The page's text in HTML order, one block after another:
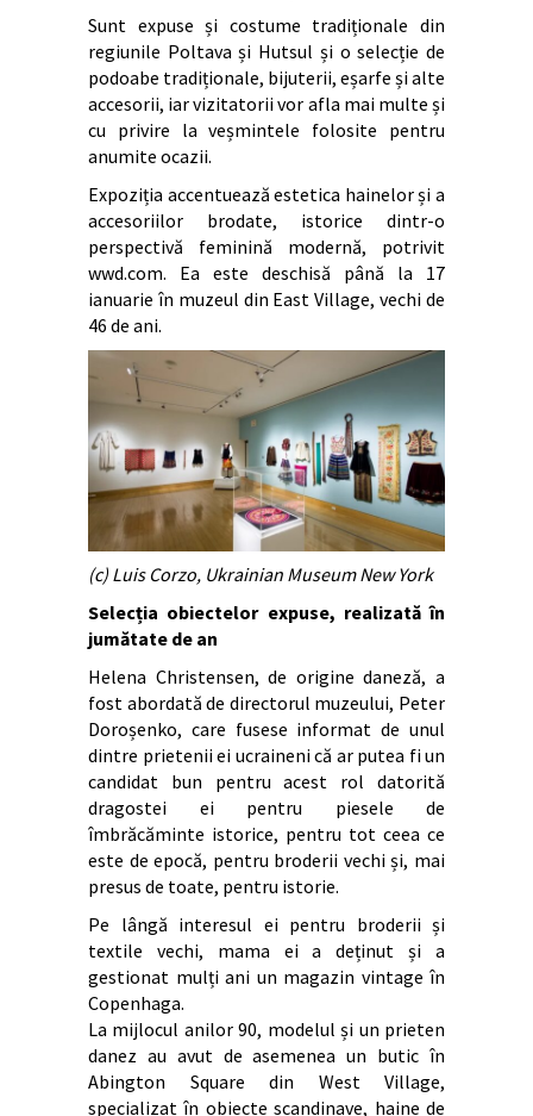
Sunt expuse și costume tradiționale din
regiunile Poltava și Hutsul și o selecție de
podoabe tradiționale, bijuterii, eșarfe și alte
accesorii, iar vizitatorii vor afla mai multe și
cu privire la veșmintele folosite pentru
anumite ocazii.
Expoziția accentuează estetica hainelor și a
accesoriilor brodate, istorice dintr-o
perspectivă feminină modernă, potrivit
wwd.com. Ea este deschisă până la 17
ianuarie în muzeul din East Village, vechi de
46 de ani.
(c) Luis Corzo, Ukrainian Museum New York
Selecția obiectelor expuse, realizată în
jumătate de an
Helena Christensen, de origine daneză, a
fost abordată de directorul muzeului, Peter
Doroșenko, care fusese informat de unul
dintre prietenii ei ucraineni că ar putea fi un
candidat bun pentru acest rol datorită
dragostei ei pentru piesele de
îmbrăcăminte istorice, pentru tot ceea ce
este de epocă, pentru broderii vechi și, mai
presus de toate, pentru istorie.
Pe lângă interesul ei pentru broderii și
textile vechi, mama ei a deținut și a
gestionat mulți ani un magazin vintage în
Copenhaga.
La mijlocul anilor 90, modelul și un prieten
danez au avut de asemenea un butic în
Abington Square din West Village,
specializat în obiecte scandinave, haine de